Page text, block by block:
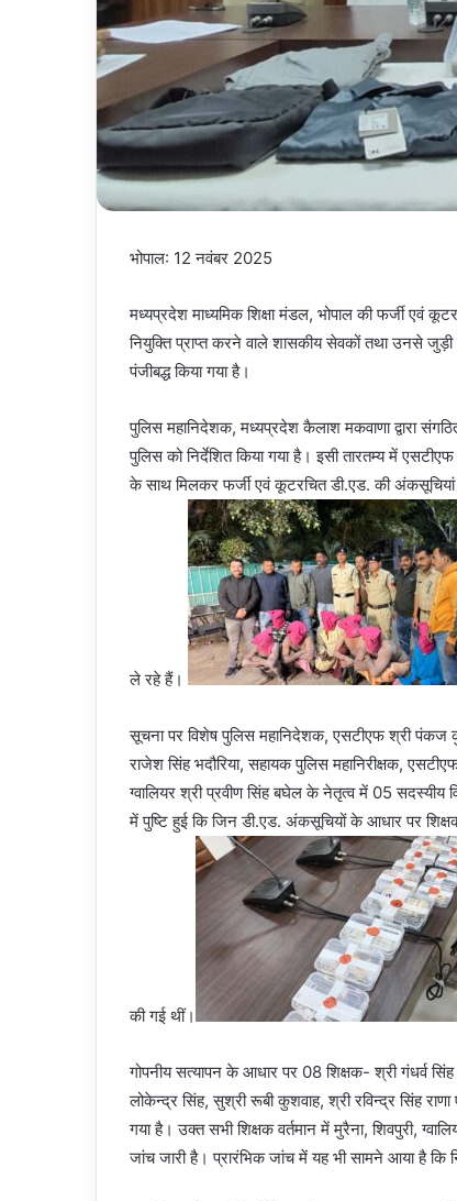
भोपाल: 12 नवंबर 2025
मध्यप्रदेश माध्यमिक शिक्षा मंडल, भोपाल की फर्जी एवं
नियुक्ति प्राप्त करने वाले शासकीय सेवकों तथा उनसे जुड़ी
पंजीबद्ध किया गया है।
पुलिस महानिदेशक, मध्यप्रदेश कैलाश मकवाणा द्वारा
पुलिस को निर्देशित किया गया है। इसी तारतम्य में
के साथ मिलकर फर्जी एवं कूटरचित डी.एड. की अंकसूचियां
ले रहे हैं।
सूचना पर विशेष पुलिस महानिदेशक, एसटीएफ श्री पंकज
राजेश सिंह भदौरिया, सहायक पुलिस महानिरीक्षक,
ग्वालियर श्री प्रवीण सिंह बघेल के नेतृत्व में 05 सदस्यीय
में पुष्टि हुई कि जिन डी.एड. अंकसूचियों के आधार पर
की गई थीं।
गोपनीय सत्यापन के आधार पर 08 शिक्षक- श्री गंधर्व
लोकेन्द्र सिंह, सुश्री रूबी कुशवाह, श्री रविन्द्र सिंह
गया है। उक्त सभी शिक्षक वर्तमान में मुरैना, शिवपुरी,
जांच जारी है। प्रारंभिक जांच में यह भी सामने आया है कि